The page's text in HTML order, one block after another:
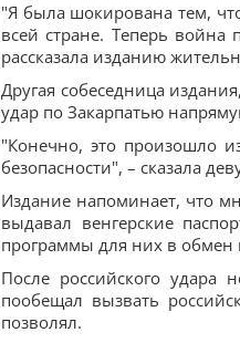
"Я была шокирована тем,
всей стране. Теперь
рассказала изданию
Другая собеседница
удар по Закарпатью
"Конечно, это произошло
безопасности", – сказала
Издание напоминает, что
выдавал венгерские
программы для них в обмен
После российского
пообещал вызвать
позволял.